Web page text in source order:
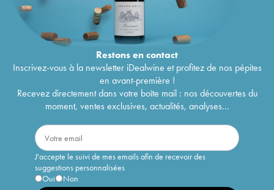
Restons encontact
Inscrivez-vous à la newsletter iDealwine et profitez de nos pépites
en avant-première !
Recevez directement dans votre boîte mail : nos découvertes du
moment, ventes exclusives, actualités, analyses...
J'accepte le suivi de mes emails afin de recevoir des
suggestions personnalisées
Oui
Non